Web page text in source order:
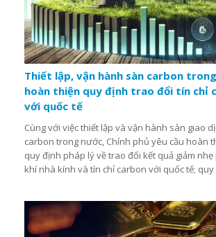
Thiết lập, vận hành sàn carbon
hoàn thiện quy định trao đổi tín chỉ
với quốc tế
Cùng với việc thiết lập và vận hành sàn giao
carbon trong nước, Chính phủ yêu cầu hoàn
quy định pháp lý về trao đổi kết quả giảm nhẹ
khí nhà kính và tín chỉ carbon với quốc tế;
trong NDC...